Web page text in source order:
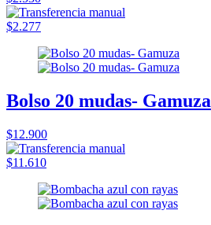
$2.277
Bolso 20 mudas- Gamuza
$12.900
$11.610